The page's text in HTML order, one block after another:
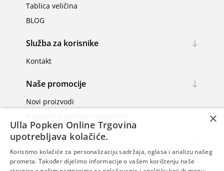
Tablica veličina
BLOG
Služba za korisnike
Kontakt
Naše promocije
Novi proizvodi
Moj račun
Moj račun
×
Ulla Popken Online Trgovina
upotrebljava kolačiće.
Koristimo kolačiće za personalizaciju sadržaja, oglasa i analizu našeg
prometa. Također dijelimo informacije o vašem korištenju naše